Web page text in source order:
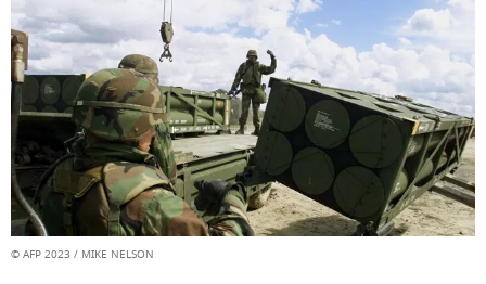
© AFP 2023 / MIKE NELSON